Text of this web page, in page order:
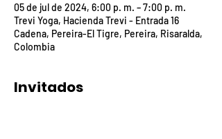
05 de jul de 2024, 6:00 p. m. – 7:00 p. m.
Trevi Yoga, Hacienda Trevi - Entrada 16
Cadena, Pereira-El Tigre, Pereira, Risaralda,
Colombia
Invitados